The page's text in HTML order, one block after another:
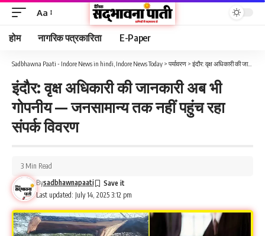
Aa
होम नागरिक पत्रकारिता E-Paper
Sadbhawna Paati - Indore News in hindi, Indore News Today > पर्यावरण > इंदौर: वृक्ष अधिकारी की जानकारी अब भी गोपनीय — जनसामान्य तक नहीं पहुंच रहा संपर्क विवरण
इंदौर: वृक्ष अधिकारी की जानकारी अब भी
गोपनीय — जनसामान्य तक नहीं पहुंच रहा
संपर्क विवरण
Last updated: July 14, 2025 3:12 pm
Bysadbhawnapaati
3 Min Read